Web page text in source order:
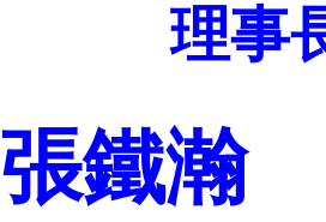
理事
張鐵瀚